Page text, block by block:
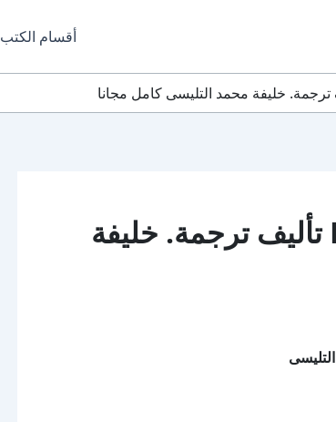
أقسام الكتب
تحميل كتاب هكذا غنى طاغور PDF تأليف ترجمة. خليفة